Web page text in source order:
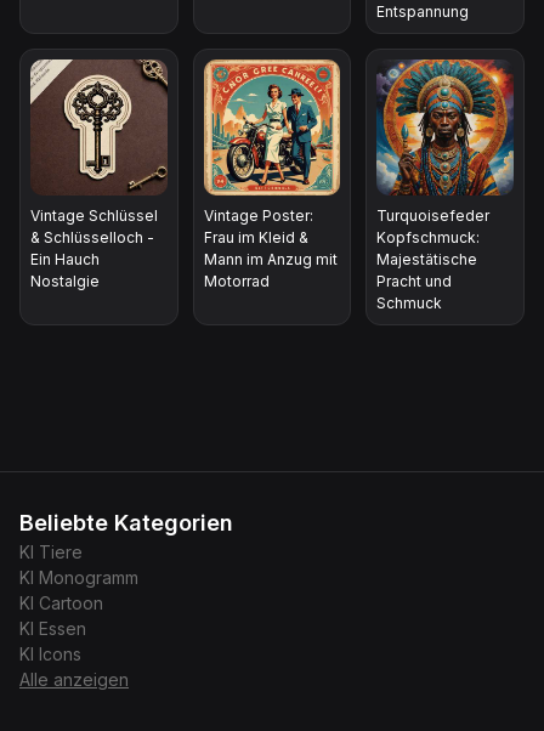
Entspannung
Vintage Schlüssel
& Schlüsselloch -
Ein Hauch
Nostalgie
Vintage Poster:
Frau im Kleid &
Mann im Anzug mit
Motorrad
Turquoisefeder
Kopfschmuck:
Majestätische
Pracht und
Schmuck
Beliebte Kategorien
KI Tiere
KI Monogramm
KI Cartoon
KI Essen
KI
Icons
Alle anzeigen